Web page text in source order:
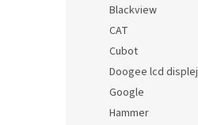
Blackview
CAT
Cubot
Doogee lcd displej
Google
Hammer